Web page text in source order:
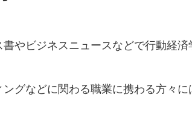
やビジネスニュースなどで行動経
グなどに関わる職業に携わる方々